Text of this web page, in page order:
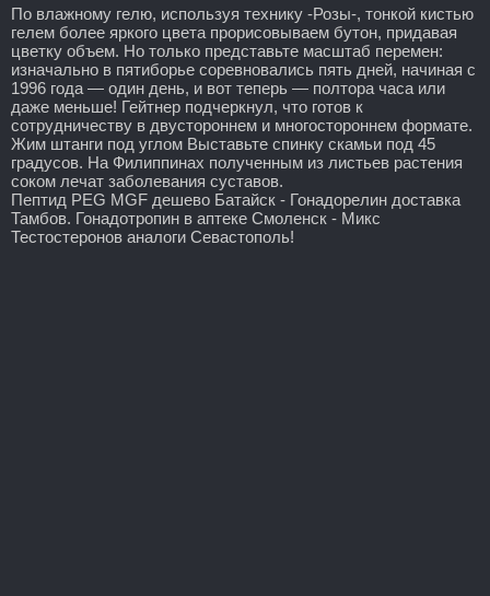
По влажному гелю, используя технику -Розы-, тонкой кистью
гелем более яркого цвета прорисовываем бутон, придавая
цветку объем. Но только представьте масштаб перемен:
изначально в пятиборье соревновались пять дней, начиная с
1996 года — один день, и вот теперь — полтора часа или
даже меньше! Гейтнер подчеркнул, что готов к
сотрудничеству в двустороннем и многостороннем формате.
Жим штанги под углом Выставьте спинку скамьи под 45
градусов. На Филиппинах полученным из листьев растения
соком лечат заболевания суставов.
Пептид PEG MGF дешево Батайск - Гонадорелин доставка
Тамбов. Гонадотропин в аптеке Смоленск - Микс
Тестостеронов аналоги Севастополь!